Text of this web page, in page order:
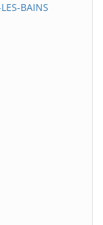
BAINS